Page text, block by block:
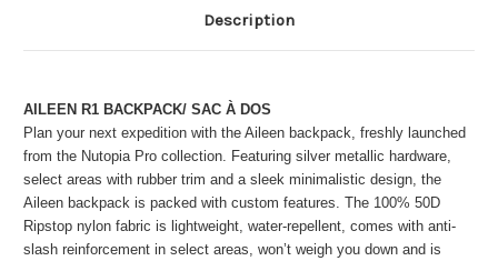
Description
AILEEN R1 BACKPACK/ SAC À DOS
Plan your next expedition with the Aileen backpack, freshly launched
from the Nutopia Pro collection. Featuring silver metallic hardware,
select areas with rubber trim and a sleek minimalistic design, the
Aileen backpack is packed with custom features. The 100% 50D
Ripstop nylon fabric is lightweight, water-repellent, comes with anti-
slash reinforcement in select areas, won’t weigh you down and is